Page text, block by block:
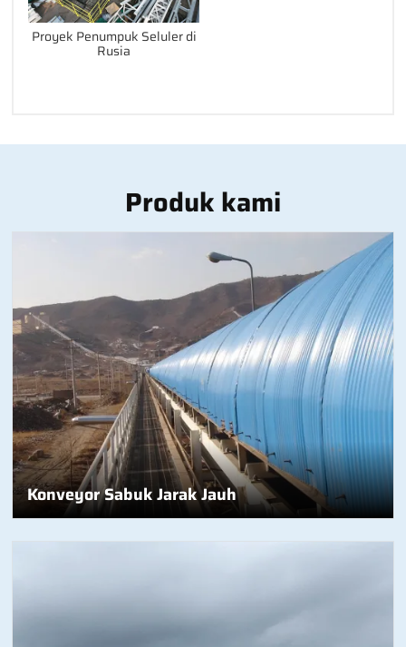
Proyek Penumpuk Seluler di
Rusia
Produk kami
Konveyor Sabuk Jarak Jauh